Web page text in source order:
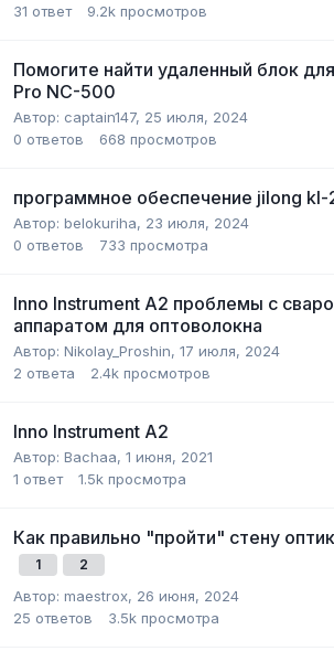
31 ответ 9.2k просмотров
Помогите найти удаленный блок
Pro NC-500
Автор: captain147, 25 июля, 2024
0 ответов 668 просмотров
программное обеспечение jilong
Автор: belokuriha, 23 июля, 2024
0 ответов 733 просмотра
Inno Instrument A2 проблемы с
аппаратом для оптоволокна
Автор: Nikolay_Proshin, 17 июля, 2024
2 ответа 2.4k просмотров
Inno Instrument A2
Автор: Bachaa, 1 июня, 2021
1 ответ 1.5k просмотра
Как правильно "пройти" стену
1 2
Автор: maestrox, 26 июня, 2024
25 ответов 3.5k просмотра